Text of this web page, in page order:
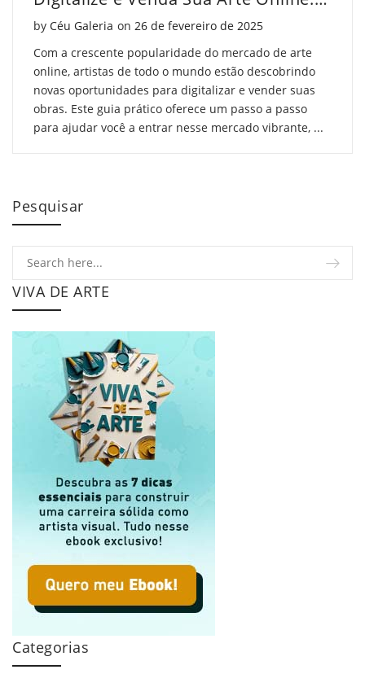
by Céu Galeria on Posted on
26 de fevereiro de 2025
Com a crescente popularidade do mercado de arte
online, artistas de todo o mundo estão descobrindo
novas oportunidades para digitalizar e vender suas
obras. Este guia prático oferece um passo a passo
para ajudar você a entrar nesse mercado vibrante, ...
Pesquisar
VIVA DE ARTE
Categorias